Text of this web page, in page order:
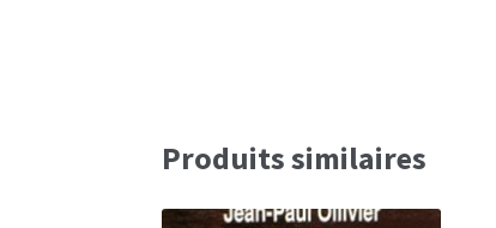
Produits similaires